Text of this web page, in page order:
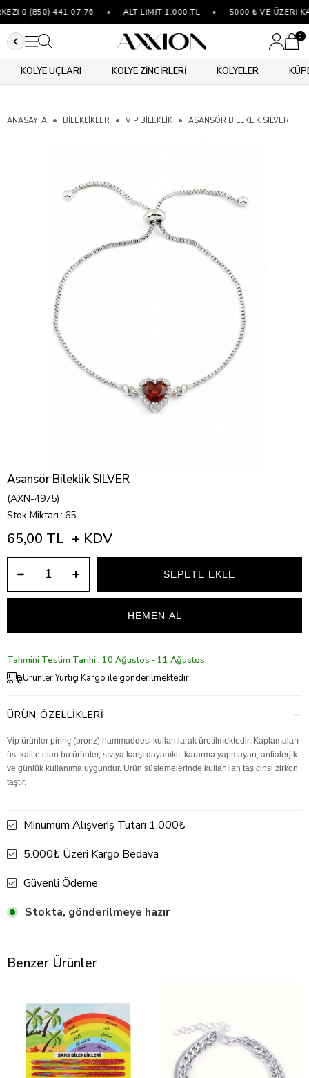
0 (850) 441 07 76 ALT LİMİT 1.000 TL 5000 ₺ VE ÜZERİ
0
KOLYE UÇLARI KOLYE ZİNCİRLERİ KOLYELER
ANASAYFA BİLEKLİKLER VIP BILEKLIK ASANSÖR BILEKLIK SILVER
Asansör Bileklik SILVER
(AXN-4975)
Stok Miktarı : 65
65,00 TL + KDV
Tahmini Teslim Tarihi : 10 Ağustos - 11 Ağustos
Ürünler Yurtiçi Kargo ile gönderilmektedir.
ÜRÜN ÖZELLIKLERI
Vip ürünler pirinç (bronz) hammaddesi kullanılarak üretilmektedir. Kaplamaları
üst kalite olan bu ürünler, sıvıya karşı dayanıklı, kararma yapmayan, antialerjik
ve günlük kullanıma uygundur. Ürün süslemelerinde kullanılan taş cinsi zirkon
taştır.
Minumum Alışveriş Tutarı 1.000₺
5.000₺ Üzeri Kargo Bedava
Güvenli Ödeme
Stokta, gönderilmeye hazır
Benzer Ürünler